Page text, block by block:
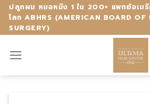
Skip
content
ปลูกผม หมอหมิง 1 ใน 200+ แพทย์อเม
โลก ABHRS (AMERICAN BOARD OF
SURGERY)